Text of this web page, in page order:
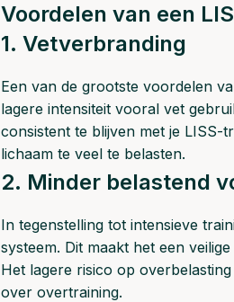
Voordelen van een
1. Vetverbranding
Een van de grootste voordelen
lagere intensiteit vooral vet
consistent te blijven met je LISS-
lichaam te veel te belasten.
2. Minder belastend
In tegenstelling tot intensieve
systeem. Dit maakt het een
Het lagere risico op
over overtraining.